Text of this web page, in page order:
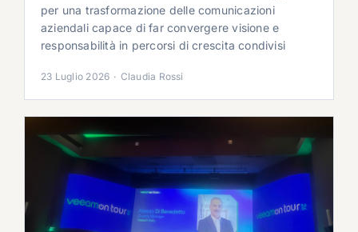
per una trasformazione delle comunicazioni
aziendali capace di far convergere visione e
responsabilità in percorsi di crescita condivisi
23 Luglio 2026 · Claudia Rossi